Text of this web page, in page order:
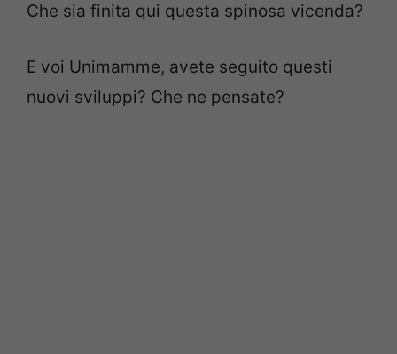
Che sia finita qui questa spinosa vicenda?
E voi Unimamme, avete seguito questi
nuovi sviluppi? Che ne pensate?